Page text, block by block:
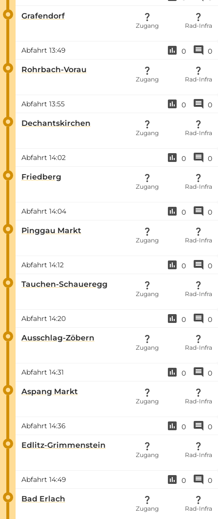
Grafendorf
Zugang Rad-Infra
Abfahrt 13:49 0 0
Rohrbach-Vorau
Zugang Rad-Infra
Abfahrt 13:55 0 0
Dechantskirchen
Zugang Rad-Infra
Abfahrt 14:02 0 0
Friedberg
Zugang Rad-Infra
Abfahrt 14:04 0 0
Pinggau Markt
Zugang Rad-Infra
Abfahrt 14:12 0 0
Tauchen-Schaueregg
Zugang Rad-Infra
Abfahrt 14:20 0 0
Ausschlag-Zöbern
Zugang Rad-Infra
Abfahrt 14:31 0 0
Aspang Markt
Zugang Rad-Infra
Abfahrt 14:36 0 0
Edlitz-Grimmenstein
Zugang Rad-Infra
Abfahrt 14:49 0 0
Bad Erlach
Zugang Rad-Infra